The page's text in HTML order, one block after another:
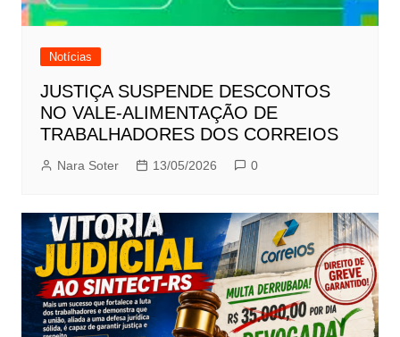
Notícias
JUSTIÇA SUSPENDE DESCONTOS
NO VALE-ALIMENTAÇÃO DE
TRABALHADORES DOS CORREIOS
Nara Soter 13/05/2026 0